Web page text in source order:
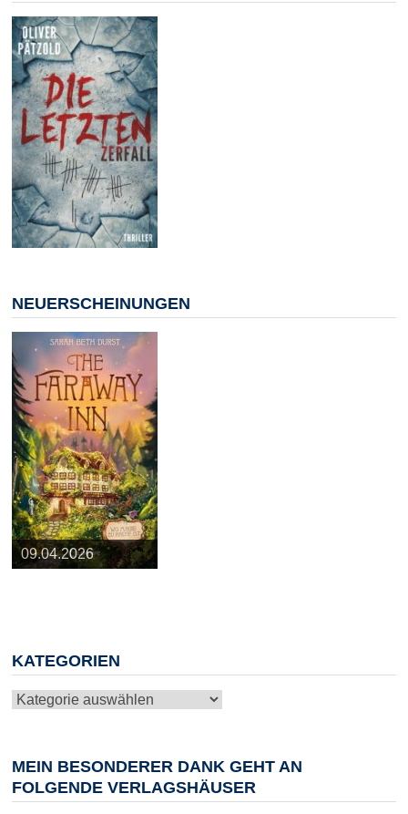
NEUERSCHEINUNGEN
25.03.2026
09.04.2026
20.05.2026
10.06.2026
13.08.2026
KATEGORIEN
Kategorien
MEIN BESONDERER DANK GEHT AN
FOLGENDE VERLAGSHÄUSER